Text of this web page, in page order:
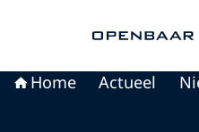
Home Actueel